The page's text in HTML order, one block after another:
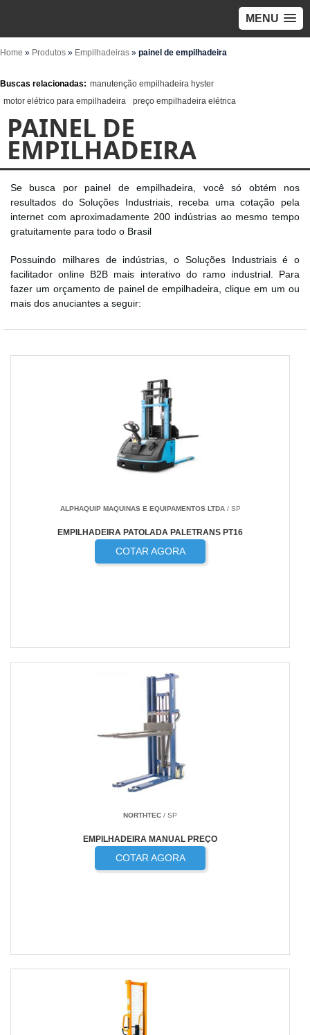
MENU
Home » Produtos » Empilhadeiras » painel de empilhadeira
Buscas relacionadas: manutenção empilhadeira hyster
motor elétrico para empilhadeira
preço empilhadeira elétrica
PAINEL DE
EMPILHADEIRA
Se busca por painel de empilhadeira, você só obtém nos
resultados do Soluções Industriais, receba uma cotação pela
internet com aproximadamente 200 indústrias ao mesmo tempo
gratuitamente para todo o Brasil
Possuindo milhares de indústrias, o Soluções Industriais é o
facilitador online B2B mais interativo do ramo industrial. Para
fazer um orçamento de painel de empilhadeira, clique em um ou
mais dos anuciantes a seguir:
ALPHAQUIP MAQUINAS E EQUIPAMENTOS LTDA/ SP
EMPILHADEIRA PATOLADA PALETRANS PT16
COTAR AGORA
NORTHTEC / SP
EMPILHADEIRA MANUAL PREÇO
COTAR AGORA